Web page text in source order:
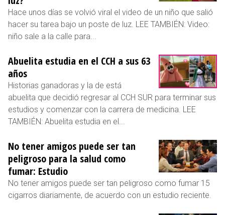
Hace unos días se volvió viral el video de un niño que salió
hacer su tarea bajo un poste de luz. LEE TAMBIÉN: Video:
niño sale a la calle para...
Abuelita estudia en el CCH a sus 63
años
Historias ganadoras y la de está
abuelita que decidió regresar al CCH SUR para terminar sus
estudios y comenzar con la carrera de medicina. LEE
TAMBIÉN: Abuelita estudia en el...
No tener amigos puede ser tan
peligroso para la salud como
fumar: Estudio
No tener amigos puede ser tan peligroso como fumar 15
cigarros diariamente, de acuerdo con un estudio reciente.